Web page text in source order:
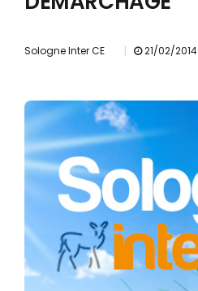
Sologne Inter CE | 21/02/2014